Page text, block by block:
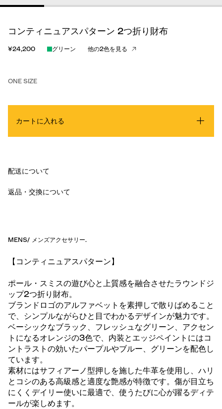
コンティニュアスパターン 2つ折り財布
¥24,200 グリーン 他の2色を見る
ONE SIZE
カートに入れる
配送について
返品・交換について
MENS/ メンズアクセサリー.
【コンティニュアスパターン】
ポール・スミスの遊び心と上質感を融合させたラウンドジ
ップ2つ折り財布。
ブランドロゴのアルファベットを素押しで散りばめること
で、シンプルながらひと目でわかるデザインが魅力です。
ベーシックなブラック、フレッシュなグリーン、アクセン
トになるオレンジの3色で、内装とエッジペイントにはコ
ントラストの効いたパープルやブルー、グリーンを配色し
ています。
素材にはサフィアーノ型押しを施した牛革を使用し、ハリ
とコシのある高級感と適度な艶感が特徴です。傷が目立ち
にくくデイリー使いに最適で、使うたびに心が躍るディテ
ールが楽しめます。